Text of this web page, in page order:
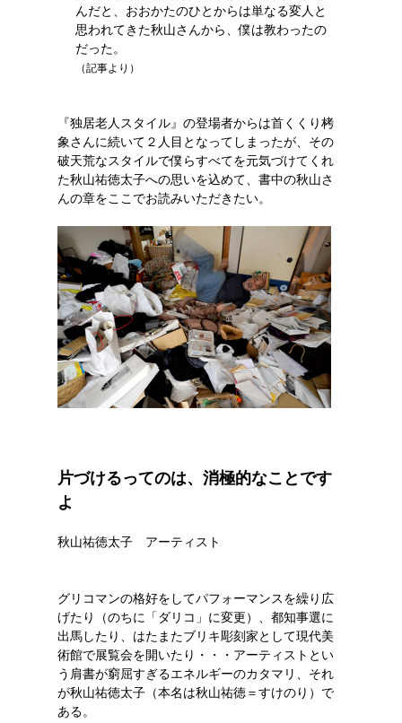
んだと、おおかたのひとからは単なる変人と
思われてきた秋山さんから、僕は教わったの
だった。
（記事より）
『独居老人スタイル』の登場者からは首くくり栲
象さんに続いて２人目となってしまったが、その
破天荒なスタイルで僕らすべてを元気づけてくれ
た秋山祐徳太子への思いを込めて、書中の秋山さ
んの章をここでお読みいただきたい。
片づけるってのは、消極的なことです
よ
秋山祐徳太子 アーティスト
グリコマンの格好をしてパフォーマンスを繰り広
げたり（のちに「ダリコ」に変更）、都知事選に
出馬したり、はたまたブリキ彫刻家として現代美
術館で展覧会を開いたり・・・アーティストとい
う肩書が窮屈すぎるエネルギーのカタマリ、それ
が秋山祐徳太子（本名は秋山祐徳＝すけのり）で
ある。